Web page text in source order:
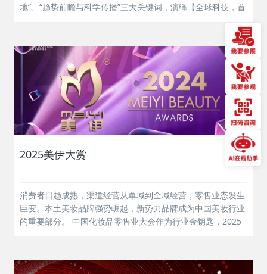
地”、“趋势前瞻与科学传播”三大关键词，演绎【全球科技，首
来自全球美妆品牌分享了前沿科技研究成果，并重磅首发新
品，共同展望全...
2025美伊大赏
消费者日趋成熟，渠道经营从单域到全域经营，零售业态发生
巨变。本土美妆品牌强势崛起，新势力品牌成为中国美妆行业
的重要部分。 中国化妆品零售业大会作为行业金钥匙，2025